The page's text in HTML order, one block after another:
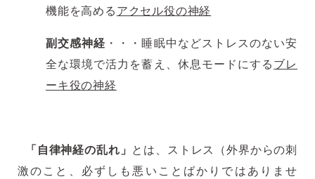
機能を高める アクセル役の神経
副交感神経 ・・・睡眠中などストレスのない安
全な環境で活力を蓄え、休息モードにする ブレ
ーキ役の神経
「自律神経の乱れ」 とは、ストレス（外界からの刺
激のこと、必ずしも悪いことばかりではありませ